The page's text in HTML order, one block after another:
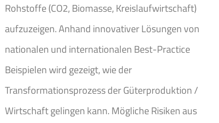
Rohstoffe (CO2, Biomasse, Kreislaufwirtschaft)
aufzuzeigen. Anhand innovativer Lösungen von
nationalen und internationalen Best-Practice
Beispielen wird gezeigt, wie der
Transformationsprozess der Güterproduktion /
Wirtschaft gelingen kann. Mögliche Risiken aus